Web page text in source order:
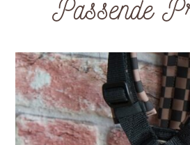
Passende